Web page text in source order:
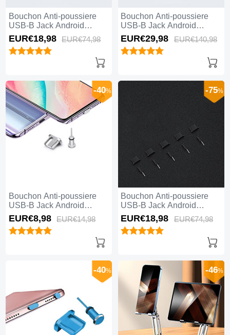
Bouchon Anti-poussiere
USB-B Jack Android
Universel 5PCS Noir
EUR€18,98 EUR€74,98
Bouchon Anti-poussiere
USB-B Jack Android
Universel 10PCS Noir
EUR€29,98 EUR€140,98
Bouchon Anti-poussiere
USB-B Jack Android
Universel H02 Argent
-40%
EUR€8,98 EUR€14,98
Bouchon Anti-poussiere
USB-B Jack Android
Universel 5PCS H02 Noir
-75%
EUR€18,98 EUR€74,98
-40% -46%